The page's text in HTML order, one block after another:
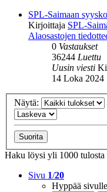
SPL-Saimaan
Kirjoittaja SPL-
Alaosastojen
0 Vastaukset
36244 Luettu
Uusin viesti
14 Loka 2024
Näytä:
Haku löysi yli 1000 tulosta
Sivu 1/20
Hyppää